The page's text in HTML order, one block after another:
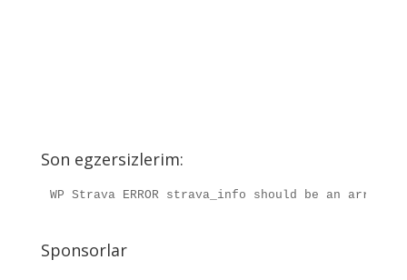
Son egzersizlerim:
WP Strava ERROR strava_info should be an
Sponsorlar